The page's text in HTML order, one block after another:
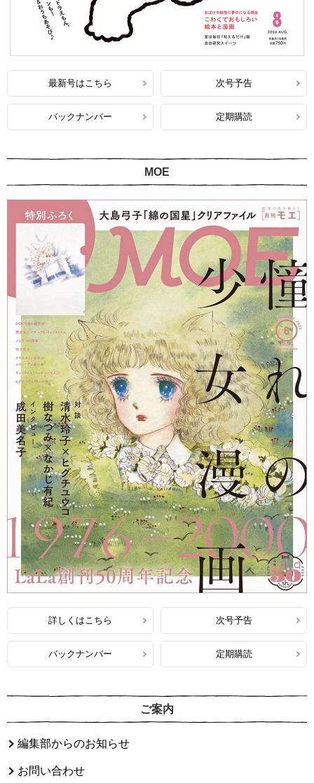
最新号はこちら 次号予告
バックナンバー 定期購読
MOE
詳しくはこちら 次号予告
バックナンバー 定期購読
ご案内
編集部からのお知らせ
お問い合わせ